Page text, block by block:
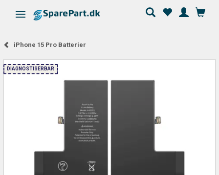
Skifte navigation
iPhone 15 Pro Batterier
DIAGNOSTISERBAR